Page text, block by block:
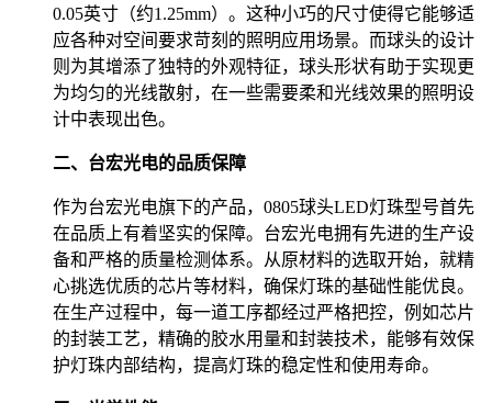
0.05英寸（约1.25mm）。这种小巧的尺寸使得它能够适
应各种对空间要求苛刻的照明应用场景。而球头的设计
则为其增添了独特的外观特征，球头形状有助于实现更
为均匀的光线散射，在一些需要柔和光线效果的照明设
计中表现出色。
二、台宏光电的品质保障
作为台宏光电旗下的产品，0805球头LED灯珠型号首先
在品质上有着坚实的保障。台宏光电拥有先进的生产设
备和严格的质量检测体系。从原材料的选取开始，就精
心挑选优质的芯片等材料，确保灯珠的基础性能优良。
在生产过程中，每一道工序都经过严格把控，例如芯片
的封装工艺，精确的胶水用量和封装技术，能够有效保
护灯珠内部结构，提高灯珠的稳定性和使用寿命。